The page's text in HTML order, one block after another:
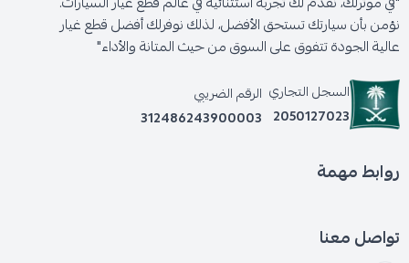
نؤمن بأن سيارتك تستحق الأفضل، لذلك نوفرلك أفضل قطع غيار
عالية الجودة تتفوق على السوق من حيث المتانة والأداء"
السجل التجاري
2050127023
الرقم الضريبي
312486243900003
روابط مهمة
تواصل معنا